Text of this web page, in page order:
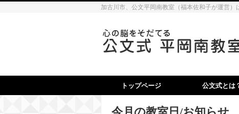
加古川市、公文平岡南教室（福本佐和子が運営）
トップページ 公文式とは